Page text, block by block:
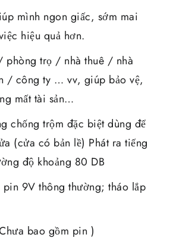
mình ngon giấc, sớm mai
hiệu quả hơn.
phòng trọ / nhà thuê / nhà
/ công ty … vv, giúp bảo vệ,
mất tài sản…
chống trộm đặc biệt dùng để
(cửa có bản lề) Phát ra tiếng
độ khoảng 80 DB
9V thông thường; tháo lắp
bao gồm pin )